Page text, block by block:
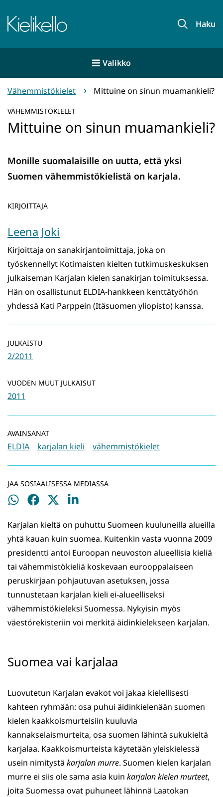
sisältöön
Etusivu Haku
Valikko
Vähemmistökielet Mittuine on sinun muamankieli?
VÄHEMMISTÖKIELET
Mittuine on sinun muamankieli?
Monille suomalaisille on uutta, että yksi
Suomen vähemmistökielistä on karjala.
KIRJOITTAJA
Leena Joki
Kirjoittaja on sanakirjantoimittaja, joka on
työskennellyt Kotimaisten kielten tutkimuskeskuksen
julkaiseman Karjalan kielen sanakirjan toimituksessa.
Hän on osallistunut ELDIA-hankkeen kenttätyöhön
yhdessä Kati Parppein (Itäsuomen yliopisto) kanssa.
JULKAISTU
2/2011
VUODEN MUUT JULKAISUT
2011
AVAINSANAT
ELDIA karjalan kieli vähemmistökielet
JAA SOSIAALISESSA MEDIASSA
Jaa
Jaa
Jaa
Jaa
Karjalan kieltä on puhuttu Suomeen kuuluneilla alueilla
yhtä kauan kuin suomea. Kuitenkin vasta vuonna 2009
presidentti antoi Euroopan neuvoston alueellisia kieliä
tai vähemmistökieliä koskevaan eurooppalaiseen
peruskirjaan pohjautuvan asetuksen, jossa
tunnustetaan karjalan kieli ei-alueelliseksi
vähemmistökieleksi Suomessa. Nykyisin myös
väestörekisteriin voi merkitä äidinkielekseen karjalan.
Suomea vai karjalaa
Luovutetun Karjalan evakot voi jakaa kielellisesti
kahteen ryhmään: osa puhui äidinkielenään suomen
kielen kaakkoismurteisiin kuuluvia
kannakselaismurteita, osa suomen lähintä sukukieltä
karjalaa. Kaakkoismurteista käytetään yleiskielessä
usein nimitystä karjalan murre. Suomen kielen karjalan
murre ei siis ole sama asia kuin karjalan kielen murteet,
joita Suomessa ovat puhuneet lähinnä Laatokan